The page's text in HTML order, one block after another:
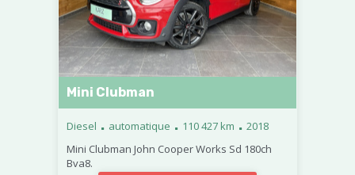
Mini Clubman
Diesel . automatique . 110 427 km . 2018
Mini Clubman John Cooper Works Sd 180ch
Bva8.